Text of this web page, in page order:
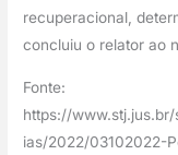
recuperacional,
concluiu o relator ao
Fonte:
https://
ias/2022/03102022-